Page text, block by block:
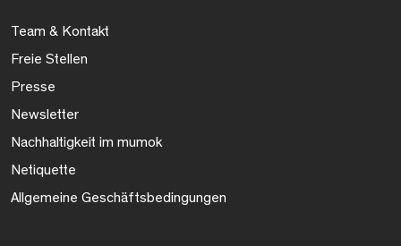
Team & Kontakt
Freie Stellen
Presse
Newsletter
Nachhaltigkeit im mumok
Netiquette
Allgemeine Geschäftsbedingungen